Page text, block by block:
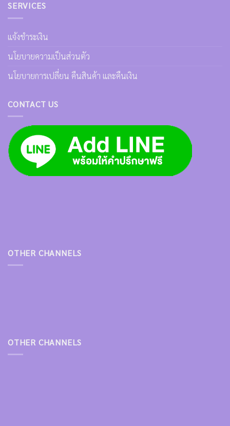
SERVICES
แจ้งชำระเงิน
นโยบายความเป็นส่วนตัว
นโยบายการเปลี่ยน คืนสินค้า และคืนเงิน
CONTACT US
OTHER CHANNELS
OTHER CHANNELS